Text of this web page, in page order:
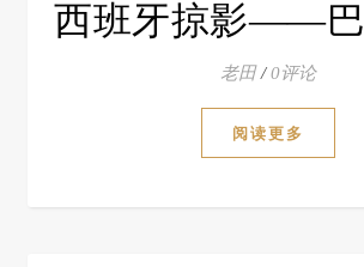
西班牙掠影——巴
老田 / 0评论
阅读更多